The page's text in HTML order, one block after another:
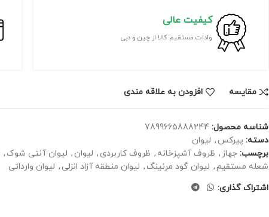
کیفیت عالی
وادات مستقیم کالا از چین و دبی
مقايسه افزودن به علاقه مندی
شناسه محصول:7899665888244
دسته: پیرکس , لیوان
برچسب: جهاز , ظروف آشپزخانه , ظروف کاربردی , لیوان , لیوان آنتی شوک ,
شعله مستقیم, لیوان گود مرنینگ , لیوان منطقه آزاد انزلی , لیوان وارداتی
اشتراک گذاری: